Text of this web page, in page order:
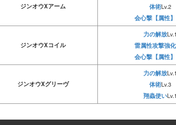
ジンオウXアーム 体術Lv.2
会心撃【属性】
ジンオウXコイル
力の解放
雷属性攻撃強化
会心撃【属性】
ジンオウXグリーヴ
力の解放
体術Lv.3
翔蟲使い